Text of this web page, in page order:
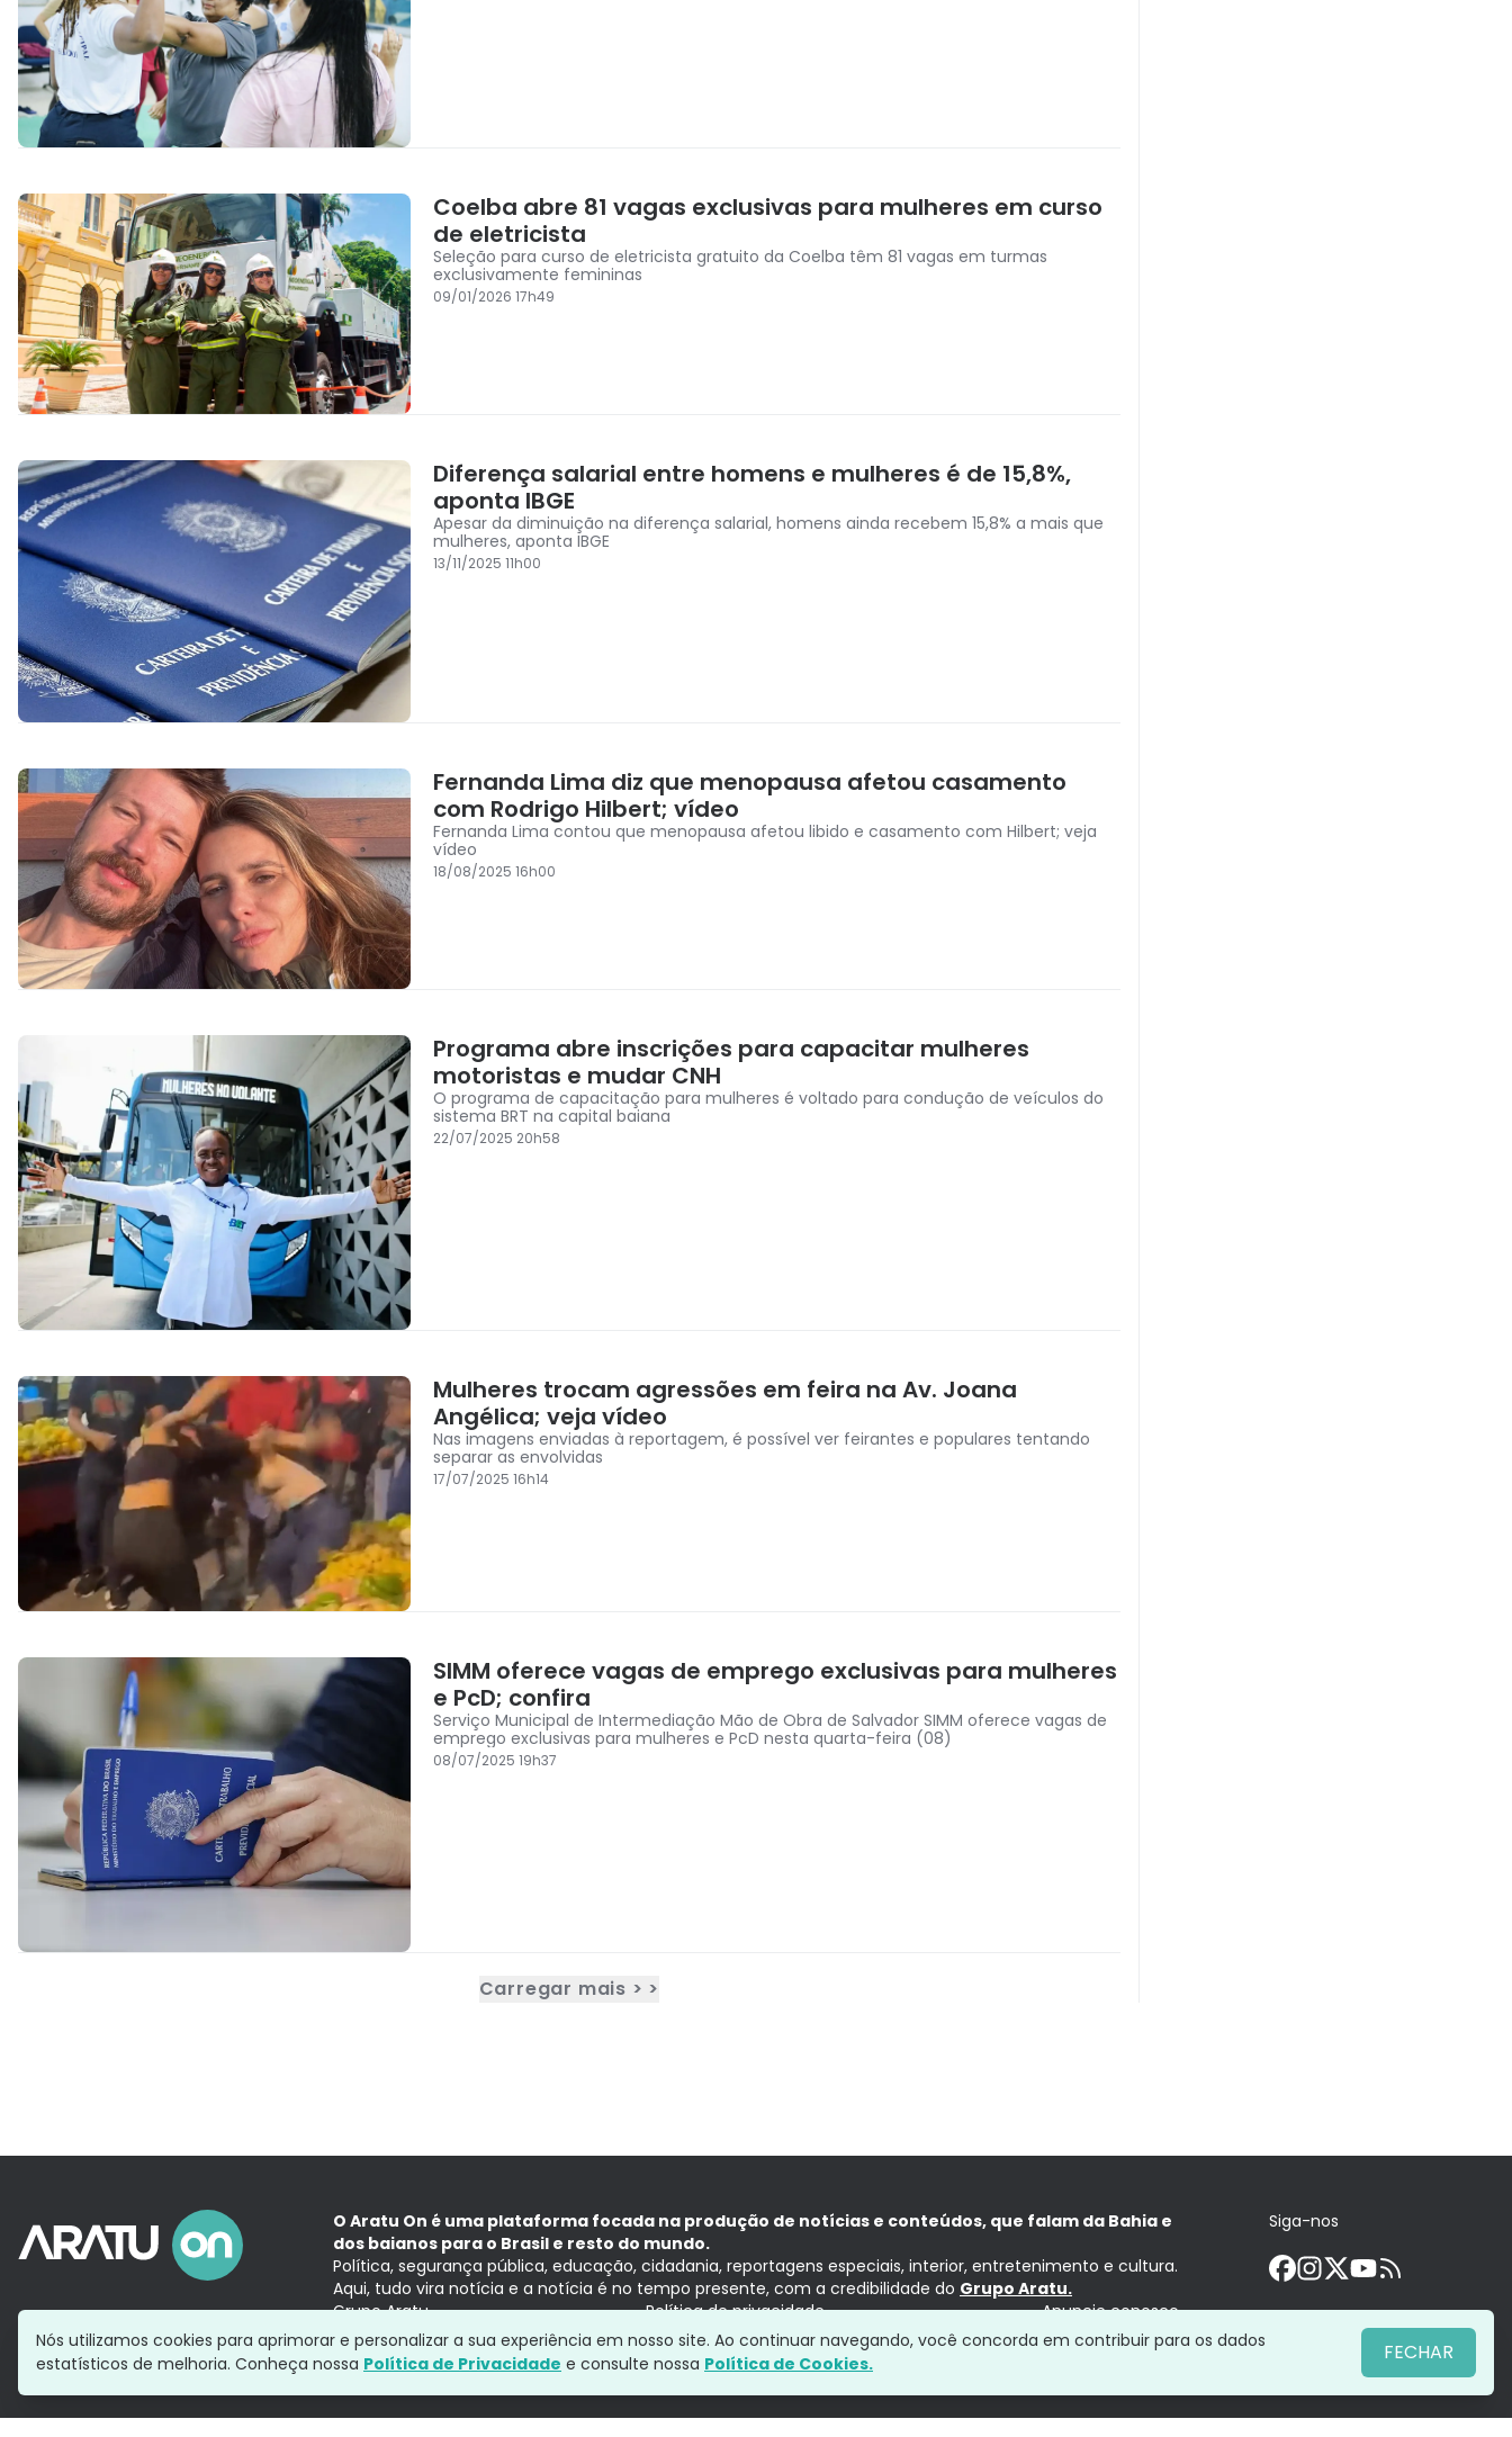
Coelba abre 81 vagas exclusivas para mulheres em curso
de eletricista
Seleção para curso de eletricista gratuito da Coelba têm 81 vagas em turmas
exclusivamente femininas
09/01/2026 17h49
Diferença salarial entre homens e mulheres é de 15,8%,
aponta IBGE
Apesar da diminuição na diferença salarial, homens ainda recebem 15,8% a mais que
mulheres, aponta IBGE
13/11/2025 11h00
Fernanda Lima diz que menopausa afetou casamento
com Rodrigo Hilbert; vídeo
Fernanda Lima contou que menopausa afetou libido e casamento com Hilbert; veja
vídeo
18/08/2025 16h00
Programa abre inscrições para capacitar mulheres
motoristas e mudar CNH
O programa de capacitação para mulheres é voltado para condução de veículos do
sistema BRT na capital baiana
22/07/2025 20h58
Mulheres trocam agressões em feira na Av. Joana
Angélica; veja vídeo
Nas imagens enviadas à reportagem, é possível ver feirantes e populares tentando
separar as envolvidas
17/07/2025 16h14
SIMM oferece vagas de emprego exclusivas para mulheres
e PcD; confira
Serviço Municipal de Intermediação Mão de Obra de Salvador SIMM oferece vagas de
emprego exclusivas para mulheres e PcD nesta quarta-feira (08)
08/07/2025 19h37
Carregar mais > >
O Aratu On é uma plataforma focada na produção de notícias e conteúdos, que falam da Bahia e
dos baianos para o Brasil e resto do mundo.
Política, segurança pública, educação, cidadania, reportagens especiais, interior, entretenimento e cultura.
Aqui, tudo vira notícia e a notícia é no tempo presente, com a credibilidade do Grupo Aratu.
Grupo Aratu
Política de privacidade Anuncie conosco
Siga-nos
Nós utilizamos cookies para aprimorar e personalizar a sua experiência em nosso site. Ao continuar navegando, você concorda em contribuir para os dados
estatísticos de melhoria. Conheça nossa Política de Privacidade e consulte nossa Política de Cookies. FECHAR